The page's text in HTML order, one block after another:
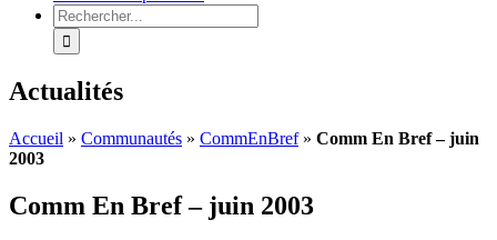
Rechercher:
Actualités
Accueil » Communautés » CommEnBref» Comm En Bref – juin
2003
Comm En Bref – juin 2003